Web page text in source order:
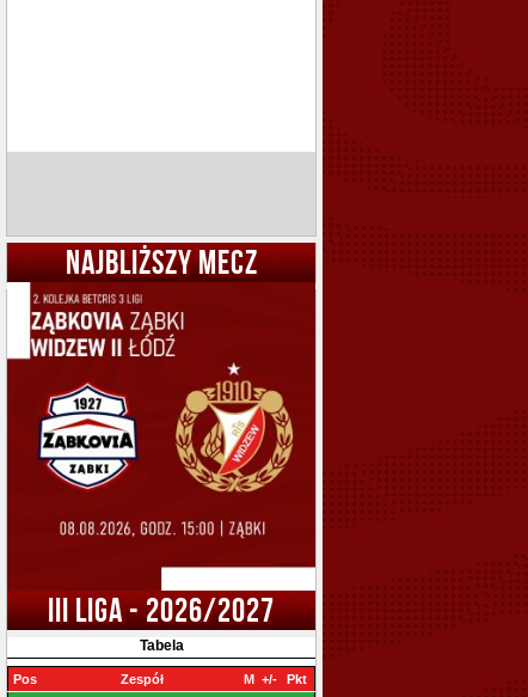
NAJBLIŻSZY MECZ
III LIGA - 2026/2027
Tabela
Pos Zespół M +/- Pkt